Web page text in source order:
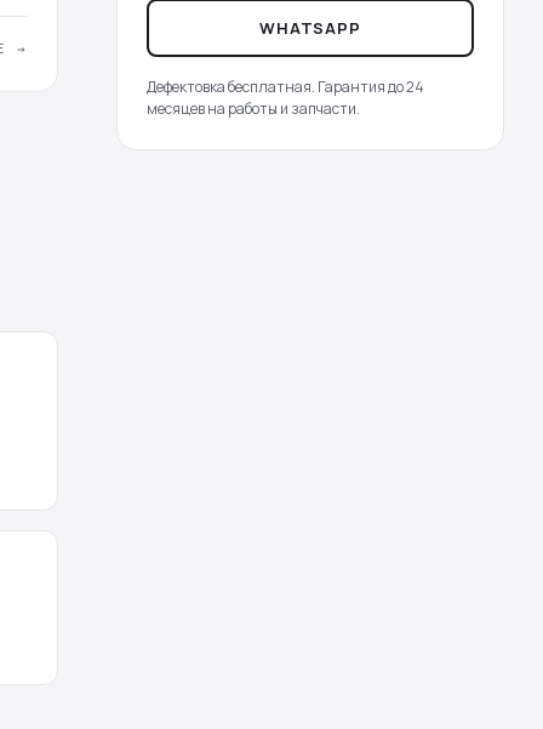
→
WHATSAPP
Дефектовка бесплатная. Гарантия до 24
месяцев на работы и запчасти.